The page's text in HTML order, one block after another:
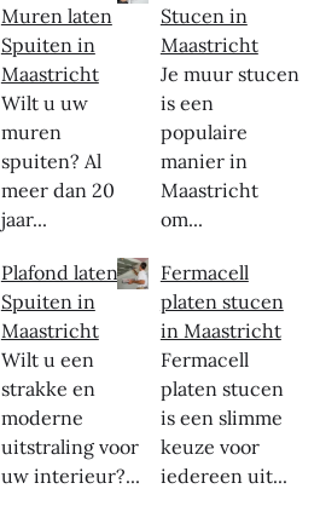
Muren laten
Spuiten in
Maastricht
Wilt u uw
muren
spuiten? Al
meer dan 20
jaar...
Plafond laten
Spuiten in
Maastricht
Wilt u een
strakke en
moderne
uitstraling voor
uw interieur?...
Stucen in
Maastricht
Je muur stucen
is een
populaire
manier in
Maastricht
om...
Fermacell
platen stucen
in Maastricht
Fermacell
platen stucen
is een slimme
keuze voor
iedereen uit...